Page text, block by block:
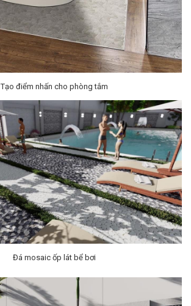
Tạo điểm nhấn cho phòng tắm
Đá mosaic ốp lát bể bơi